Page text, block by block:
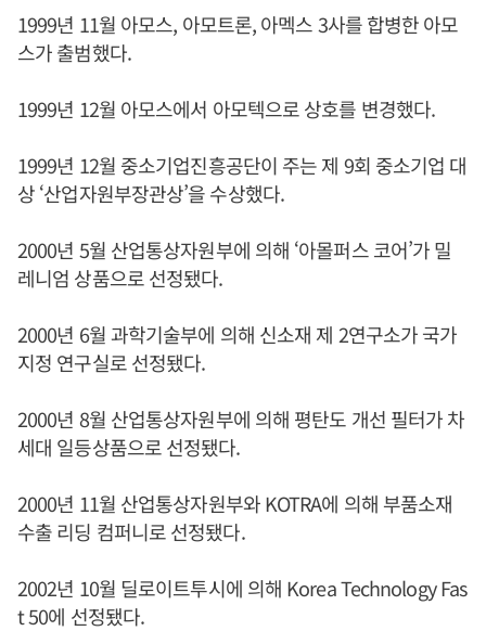
1999년 11월 아모스, 아모트론, 아멕스 3사를 합병한 아모
스가 출범했다.
1999년 12월 아모스에서 아모텍으로 상호를 변경했다.
1999년 12월 중소기업진흥공단이 주는 제 9회 중소기업 대
상 ‘산업자원부장관상’을 수상했다.
2000년 5월 산업통상자원부에 의해 ‘아몰퍼스 코어’가 밀
레니엄 상품으로 선정됐다.
2000년 6월 과학기술부에 의해 신소재 제 2연구소가 국가
지정 연구실로 선정됐다.
2000년 8월 산업통상자원부에 의해 평탄도 개선 필터가 차
세대 일등상품으로 선정됐다.
2000년 11월 산업통상자원부와 KOTRA에 의해 부품소재
수출 리딩 컴퍼니로 선정됐다.
2002년 10월 딜로이트투시에 의해 Korea Technology Fas
t 50에 선정됐다.